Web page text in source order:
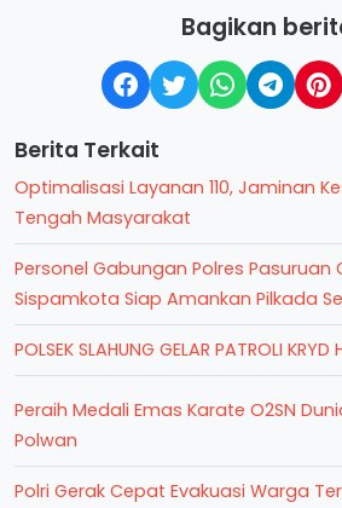
Bagikan
Berita Terkait
Optimalisasi Layanan 110, Jaminan
Tengah Masyarakat
Personel Gabungan Polres Pasuruan
Sispamkota Siap Amankan Pilkada
POLSEK SLAHUNG GELAR PATROLI KRYD
Peraih Medali Emas Karate O2SN
Polwan
Polri Gerak Cepat Evakuasi Warga